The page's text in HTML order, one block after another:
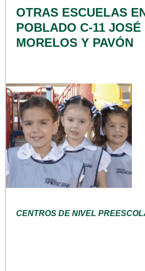
OTRAS ESCUELAS
POBLADO C-11 JOSÉ
MORELOS Y PAVÓN
CENTROS DE NIVEL